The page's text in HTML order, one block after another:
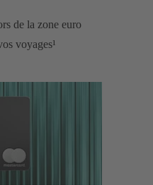
de la zone euro
voyages¹